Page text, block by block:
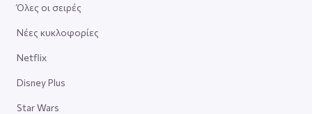
Όλες οι σειρές
Νέες κυκλοφορίες
Netflix
Disney Plus
Star Wars